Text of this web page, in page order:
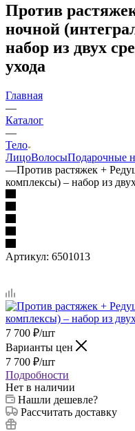
Против
ночной
набор из двух
ухода
Главная
—
Каталог
—
Тело
ЛицоВолосыПодарочные
—Против растяжек +
комплексы) – набор из
Артикул: 6501013
7 700 ₽/шт
Варианты цен
7 700 ₽/шт
Подробности
Нет в наличии
Нашли дешевле?
Рассчитать доставку